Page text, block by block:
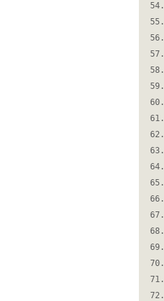
54.
55.
56.
57.
58.
59.
60.
61.
62.
63.
64.
65.
66.
67.
68.
69.
70.
71.
72.